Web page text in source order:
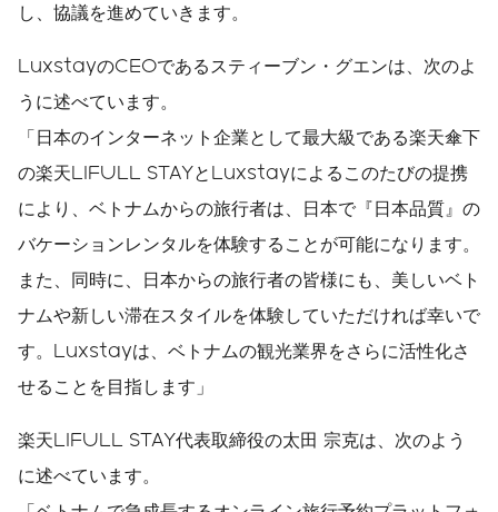
し、協議を進めていきます。
LuxstayのCEOであるスティーブン・グエンは、次のよ
うに述べています。
「日本のインターネット企業として最大級である楽天傘下
の楽天LIFULL STAYとLuxstayによるこのたびの提携
により、ベトナムからの旅行者は、日本で『日本品質』の
バケーションレンタルを体験することが可能になります。
また、同時に、日本からの旅行者の皆様にも、美しいベト
ナムや新しい滞在スタイルを体験していただければ幸いで
す。Luxstayは、ベトナムの観光業界をさらに活性化さ
せることを目指します」
楽天LIFULL STAY代表取締役の太田 宗克は、次のよう
に述べています。